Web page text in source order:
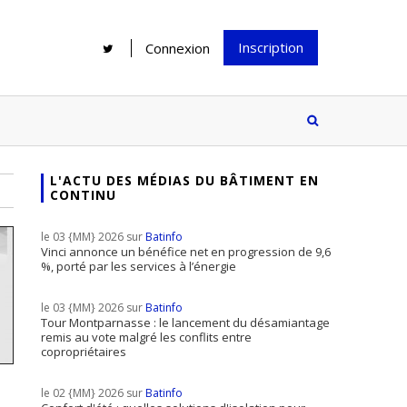
Connexion Inscription
idée mais...
Le print sous toutes ses formes a-t-
il encore sa place dans un monde
Rénover une salle de bains : gagner
supports
inscrire
à notre
L'ACTU DES MÉDIAS DU BÂTIMENT EN
CONTINU
le 03 {MM} 2026 surBatinfo
Vinci annonce un bénéfice net en progression de 9,6
%, porté par les services à l’énergie
le 03 {MM} 2026 surBatinfo
Tour Montparnasse : le lancement du désamiantage
remis au vote malgré les conflits entre
copropriétaires
le 02 {MM} 2026 surBatinfo